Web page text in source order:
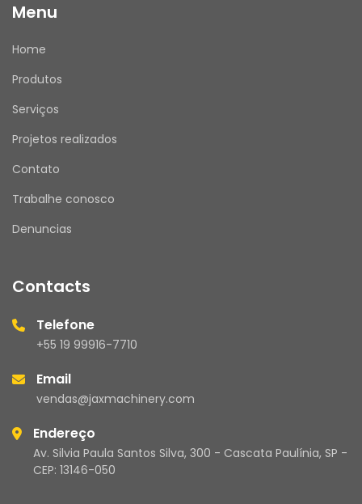
Menu
Home
Produtos
Serviços
Projetos realizados
Contato
Trabalhe conosco
Denuncias
Contacts
Telefone
+55 19 99916-7710
Email
vendas@jaxmachinery.com
Endereço
Av. Silvia Paula Santos Silva, 300 - Cascata Paulínia, SP -
CEP: 13146-050